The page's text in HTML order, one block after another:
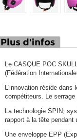
Plus d'infos
Le CASQUE POC
(Fédération
L'innovation réside dans
compétiteurs. Le
La technologie SPIN,
rapport à la tête pendant
Une enveloppe EPP